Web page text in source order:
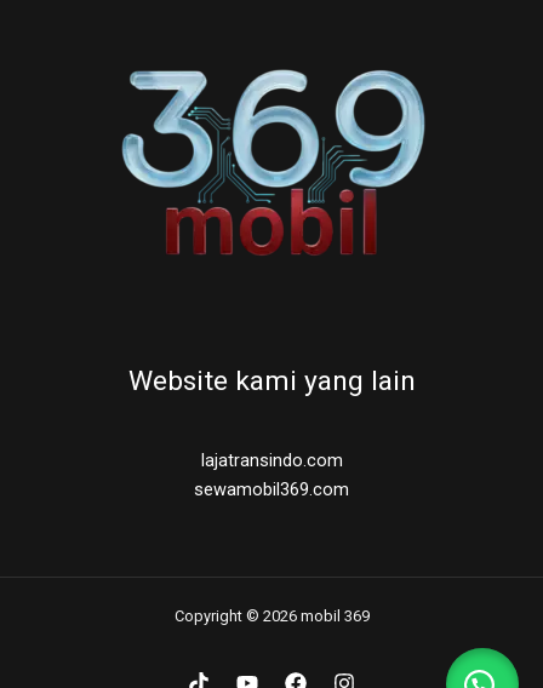
Website kami yang lain
lajatransindo.com
sewamobil369.com
Copyright © 2026 mobil 369